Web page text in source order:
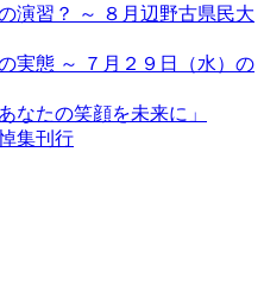
演習？ ～ ８月辺野古県民大
実態 ～ ７月２９日（水）の
なたの笑顔を未来に」
集刊行